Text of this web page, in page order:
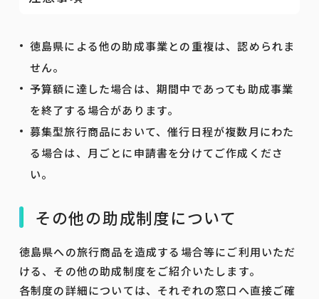
徳島県による他の助成事業との重複は、認められま
せん。
予算額に達した場合は、期間中であっても助成事業
を終了する場合があります。
募集型旅行商品において、催行日程が複数月にわた
る場合は、月ごとに申請書を分けてご作成くださ
い。
その他の助成制度について
徳島県への旅行商品を造成する場合等にご利用いただ
ける、その他の助成制度をご紹介いたします。
各制度の詳細については、それぞれの窓口へ直接ご確